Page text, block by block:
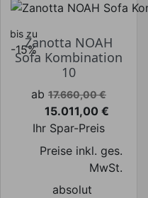
bis zu
-15%Zanotta NOAH
Sofa Kombination
10
Verkaufspreis
ab 17.660,00 €
Preis
15.011,00 €
Ihr Spar-Preis
Preise inkl. ges.
MwSt.
absolut